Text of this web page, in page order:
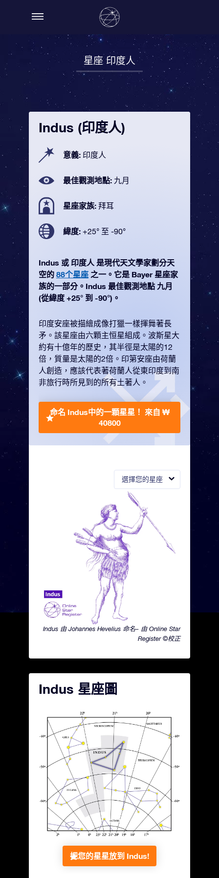
星座 印度人
選擇您的星座
Indus 由 Johannes Hevelius 命名– 由 Online Star
Register ©校正
Indus (印度人)
意義: 印度人
最佳觀測地點: 九月
星座家族: 拜耳
緯度: +25° 至 -90°
Indus 或 印度人 是現代天文學家劃分天
空的 88个星座 之一。它是 Bayer 星座家
族的一部分。Indus 最佳觀測地點 九月
(從緯度 +25° 到 -90°)。
印度安座被描繪成像打獵一樣揮舞著長
矛。該星座由六顆主恒星組成。波斯星大
約有十億年的歷史，其半徑是太陽的12
倍，質量是太陽的2倍。印第安座由荷蘭
人創造，應該代表著荷蘭人從東印度到南
非旅行時所見到的所有土著人。
命名 Indus中的一顆星星！ 來自 ₩
40800
Indus 星座圖
把您的星星放到 Indus!